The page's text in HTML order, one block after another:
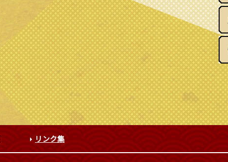
リンク集